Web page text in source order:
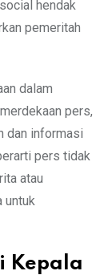
hendak
pemeritah
dalam
pers,
dan informasi
pers tidak
atau
untuk
Kepala